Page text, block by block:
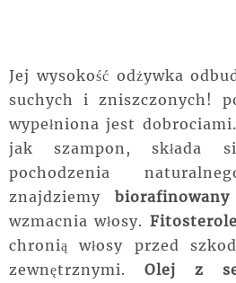
Jej wysokość odżywka
suchych i zniszczonych!
wypełniona jest
jak szampon, składa
pochodzenia
znajdziemy
wzmacnia włosy.
chronią włosy przed
zewnętrznymi. Olej z